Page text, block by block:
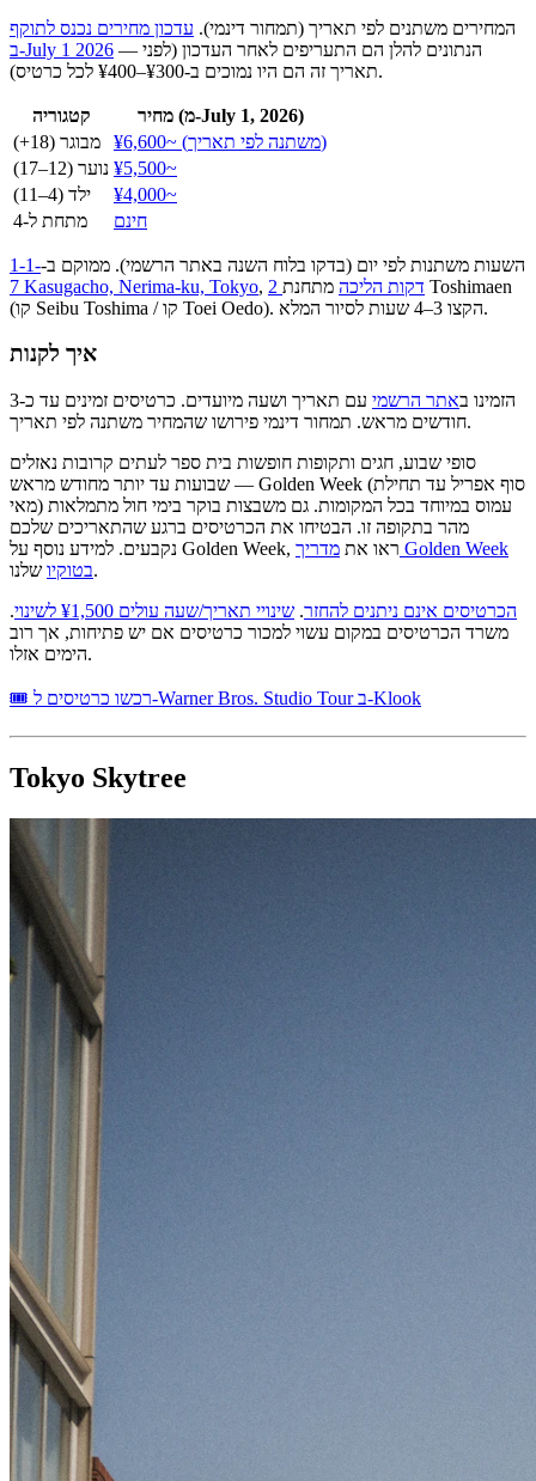
המחירים משתנים לפי תאריך (תמחור דינמי). עדכון מחירים נכנס לתוקף
ב-July 1 2026 — הנתונים להלן הם התעריפים לאחר העדכון (לפני
תאריך זה הם היו נמוכים ב-¥300–¥400 לכל כרטיס).
קטגוריה
מחיר (מ-July 1, 2026)
מבוגר (18+)
¥6,600~ (משתנה לפי תאריך)
נוער (12–17) ¥5,500~
ילד (4–11)
¥4,000~
מתחת ל-4
חינם
השעות משתנות לפי יום (בדקו בלוח השנה באתר הרשמי). ממוקם ב-1-1-
7 Kasugacho, Nerima-ku, Tokyo, 2 דקות הליכה מתחנת Toshimaen
(קו Seibu Toshima / קו Toei Oedo). הקצו 3–4 שעות לסיור המלא.
איך לקנות
הזמינו באתר הרשמי
עם תאריך ושעה מיועדים. כרטיסים זמינים עד כ-3
חודשים מראש. תמחור דינמי פירושו שהמחיר משתנה לפי תאריך.
סופי שבוע, חגים ותקופות חופשות בית ספר לעתים קרובות נאזלים
שבועות עד יותר מחודש מראש — Golden Week (סוף אפריל עד תחילת
מאי) עמוס במיוחד בכל המקומות. גם משבצות בוקר בימי חול מתמלאות
מהר בתקופה זו. הבטיחו את הכרטיסים ברגע שהתאריכים שלכם
נקבעים. למידע נוסף על Golden Week, ראו את מדריך Golden Week
בטוקיושלנו.
הכרטיסים אינם ניתנים להחזר. שינויי תאריך/שעה עולים ¥1,500 לשינוי
.
משרד הכרטיסים במקום עשוי למכור כרטיסים אם יש פתיחות, אך רוב
הימים אזלו.
🎟 רכשו כרטיסים ל-Warner Bros. Studio Tour ב-Klook
Tokyo Skytree